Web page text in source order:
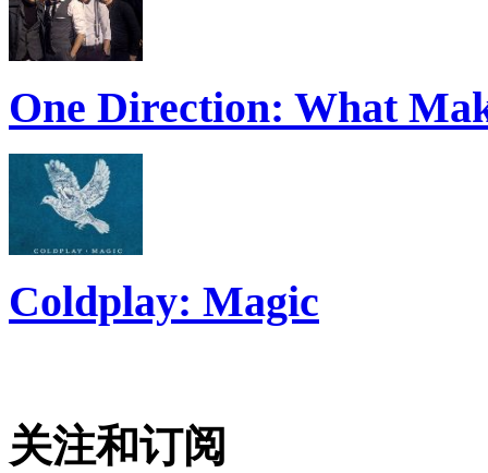
One Direction: What
Coldplay: Magic
关注和订阅